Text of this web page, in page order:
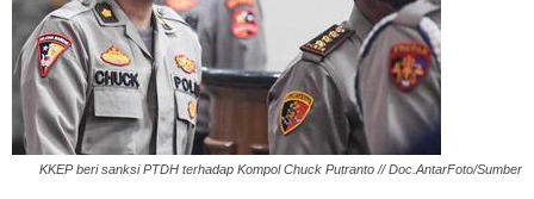
KKEP beri sanksi PTDH terhadap Kompol Chuck Putranto // Doc.AntarFoto/Sumber